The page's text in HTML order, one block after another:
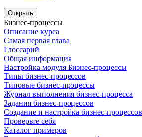
Открыть
Бизнес-процессы
Описание курса
Самая первая глава
Глоссарий
Общая информация
Настройка модуля Бизнес-процессы
Типы бизнес-процессов
Типовые бизнес-процессы
Журнал выполнения бизнес-процесса
Задания бизнес-процессов
Создание и настройка бизнес-процессов
Проверьте себя
Каталог примеров